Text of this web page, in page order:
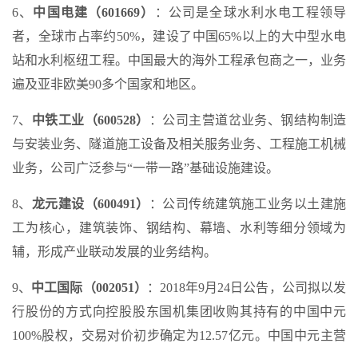
6、 中国电建（601669）
：公司是全球水利水电工程领导
者，全球市占率约50%，建设了中国65%以上的大中型水电
站和水利枢纽工程。中国最大的海外工程承包商之一，业务
遍及亚非欧美90多个国家和地区。
7、 中铁工业（600528）
：公司主营道岔业务、钢结构制造
与安装业务、隧道施工设备及相关服务业务、工程施工机械
业务，公司广泛参与“一带一路”基础设施建设。
8、 龙元建设（600491）
：公司传统建筑施工业务以土建施
工为核心，建筑装饰、钢结构、幕墙、水利等细分领域为
辅，形成产业联动发展的业务结构。
9、 中工国际（002051）
：2018年9月24日公告，公司拟以发
行股份的方式向控股股东国机集团收购其持有的中国中元
100%股权，交易对价初步确定为12.57亿元。中国中元主营